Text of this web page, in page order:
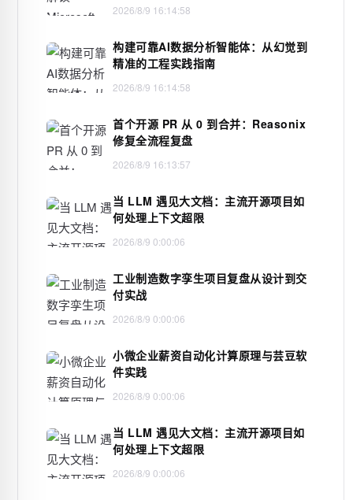
2026/8/9 16:14:58
构建可靠AI数据分析智能体：从幻觉到
精准的工程实践指南
2026/8/9 16:14:58
首个开源 PR 从 0 到合并：Reasonix
修复全流程复盘
2026/8/9 16:13:57
当 LLM 遇见大文档：主流开源项目如
何处理上下文超限
2026/8/9 0:00:06
工业制造数字孪生项目复盘从设计到交
付实战
2026/8/9 0:00:06
小微企业薪资自动化计算原理与芸豆软
件实践
2026/8/9 0:00:06
当 LLM 遇见大文档：主流开源项目如
何处理上下文超限
2026/8/9 0:00:06